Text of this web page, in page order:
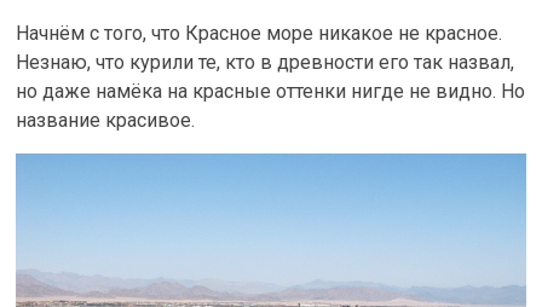
Начнём с того, что Красное море никакое не красное.
Незнаю, что курили те, кто в древности его так назвал,
но даже намёка на красные оттенки нигде не видно. Но
название красивое.